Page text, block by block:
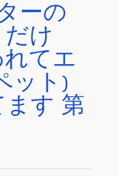
ーの
だけ
てエ
ット)
ます 第